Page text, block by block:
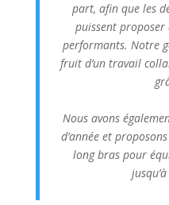
part, afin que les
puissent
performants. Notre
fruit d’un travail
Nous avons
d’année et
long bras pour